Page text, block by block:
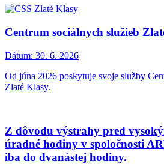
Centrum sociálnych služieb
Dátum: 30. 6. 2026
Od júna 2026 poskytuje svoje služby
Zlaté Klasy.
Z dôvodu výstrahy pred
úradné hodiny v spoločnosti
iba do dvanástej hodiny.